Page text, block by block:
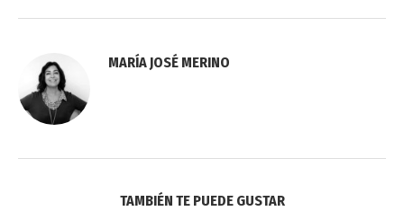
MARÍA JOSÉ MERINO
TAMBIÉN TE PUEDE GUSTAR